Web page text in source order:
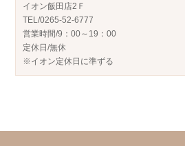
イオン飯田店2Ｆ
TEL/0265-52-6777
営業時間/9：00～19：00
定休日/無休
※イオン定休日に準ずる